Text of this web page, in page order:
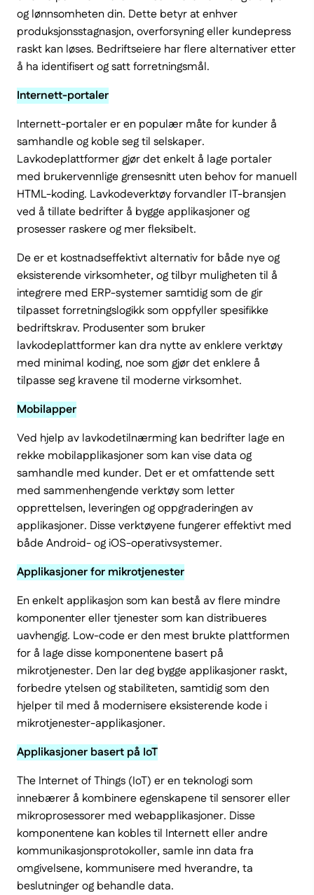
og lønnsomheten din. Dette betyr at enhver
produksjonsstagnasjon, overforsyning eller kundepress
raskt kan løses. Bedriftseiere har flere alternativer etter
å ha identifisert og satt forretningsmål.
Internett-portaler
Internett-portaler er en populær måte for kunder å
samhandle og koble seg til selskaper.
Lavkodeplattformer gjør det enkelt å lage portaler
med brukervennlige grensesnitt uten behov for manuell
HTML-koding. Lavkodeverktøy forvandler IT-bransjen
ved å tillate bedrifter å bygge applikasjoner og
prosesser raskere og mer fleksibelt.
De er et kostnadseffektivt alternativ for både nye og
eksisterende virksomheter, og tilbyr muligheten til å
integrere med ERP-systemer samtidig som de gir
tilpasset forretningslogikk som oppfyller spesifikke
bedriftskrav. Produsenter som bruker
lavkodeplattformer kan dra nytte av enklere verktøy
med minimal koding, noe som gjør det enklere å
tilpasse seg kravene til moderne virksomhet.
Mobilapper
Ved hjelp av lavkodetilnærming kan bedrifter lage en
rekke mobilapplikasjoner som kan vise data og
samhandle med kunder. Det er et omfattende sett
med sammenhengende verktøy som letter
opprettelsen, leveringen og oppgraderingen av
applikasjoner. Disse verktøyene fungerer effektivt med
både Android- og iOS-operativsystemer.
Applikasjoner for mikrotjenester
En enkelt applikasjon som kan bestå av flere mindre
komponenter eller tjenester som kan distribueres
uavhengig. Low-code er den mest brukte plattformen
for å lage disse komponentene basert på
mikrotjenester. Den lar deg bygge applikasjoner raskt,
forbedre ytelsen og stabiliteten, samtidig som den
hjelper til med å modernisere eksisterende kode i
mikrotjenester-applikasjoner.
Applikasjoner basert på IoT
The Internet of Things (IoT) er en teknologi som
innebærer å kombinere egenskapene til sensorer eller
mikroprosessorer med webapplikasjoner. Disse
komponentene kan kobles til Internett eller andre
kommunikasjonsprotokoller, samle inn data fra
omgivelsene, kommunisere med hverandre, ta
beslutninger og behandle data.